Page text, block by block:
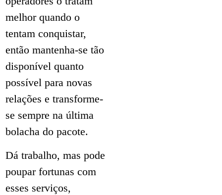
melhor quando o
tentam conquistar,
então mantenha-se tão
disponível quanto
possível para novas
relações e transforme-
se sempre na última
bolacha do pacote.
Dá trabalho, mas pode
poupar fortunas com
esses serviços,